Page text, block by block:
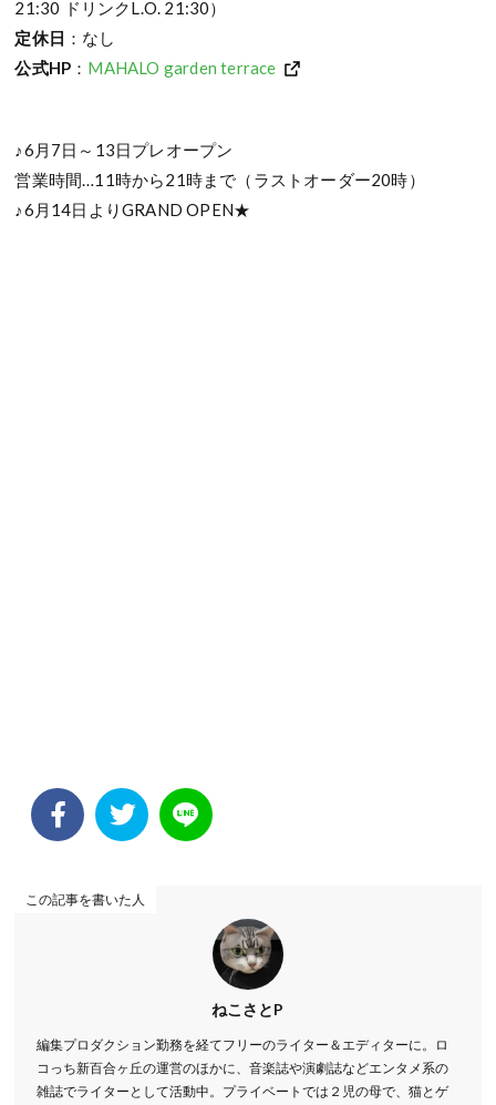
21:30 ドリンクL.O. 21:30）
定休日 ：なし
公式HP ： MAHALO garden terrace
♪6月7日～13日プレオープン
営業時間…11時から21時まで（ラストオーダー20時）
♪6月14日よりGRAND OPEN★
この記事を書いた人
ねこさとP
編集プロダクション勤務を経てフリーのライター＆エディターに。ロ
コっち新百合ヶ丘の運営のほかに、音楽誌や演劇誌などエンタメ系の
雑誌でライターとして活動中。プライベートでは２児の母で、猫とゲ